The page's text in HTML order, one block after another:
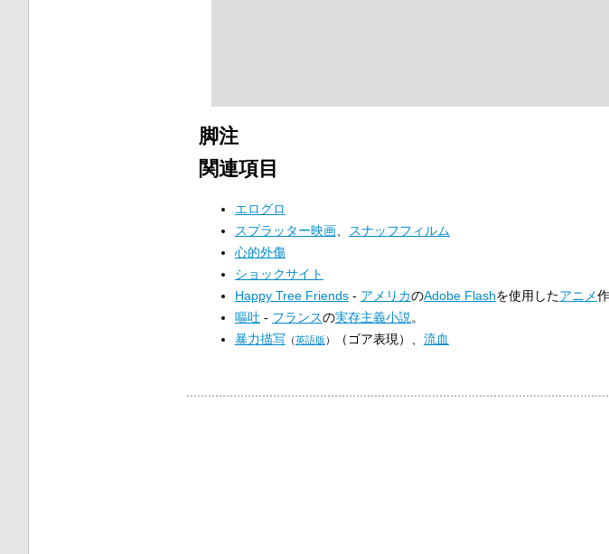
脚注
関連項目
エログロ
スプラッター映画、
スナッフフィルム
心的外傷
ショックサイト
Happy Tree Friends- アメリカのAdobe Flashを使用したアニメ
嘔吐 - フランスの実存主義小説 。
暴力描写（英語版） （ゴア表現）、 流血